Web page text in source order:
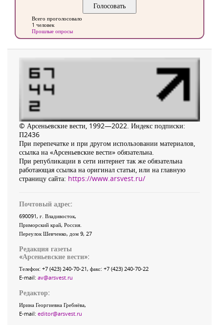
Всего проголосовало
1 человек
Прошлые опросы
© Арсеньевские вести, 1992—2022. Индекс подписки:
П2436
При перепечатке и при другом использовании материалов,
ссылка на «Арсеньевские вести» обязательна.
При републикации в сети интернет так же обязательна
работающая ссылка на оригинал статьи, или на главную
страницу сайта: https://www.arsvest.ru/
Почтовый адрес:
690091, г. Владивосток,
Приморский край, Россия
Переулок Шевченко, дом 9, 27
Редакция газеты
«Арсеньевские вести»:
Телефон: +7 (423) 240-70-21, факс: +7 (423) 240-70-22
E-mail: av@arsvest.ru
Редактор:
Ирина Георгиевна Гребнёва,
E-mail: editor@arsvest.ru